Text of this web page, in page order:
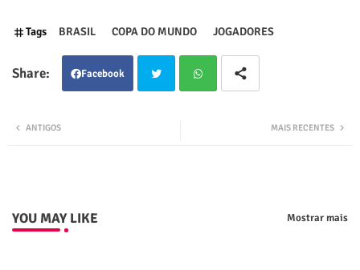
Tags BRASIL COPA DO MUNDO JOGADORES
Facebook
MAIS RECENTES
ANTIGOS
YOU MAY LIKE Mostrar mais